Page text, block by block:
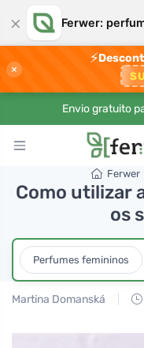
× Ferwer:
×
⚡
Envio gratuito
Ferwer
Como utilizar
os
Perfumes femininos
Martina Domanská